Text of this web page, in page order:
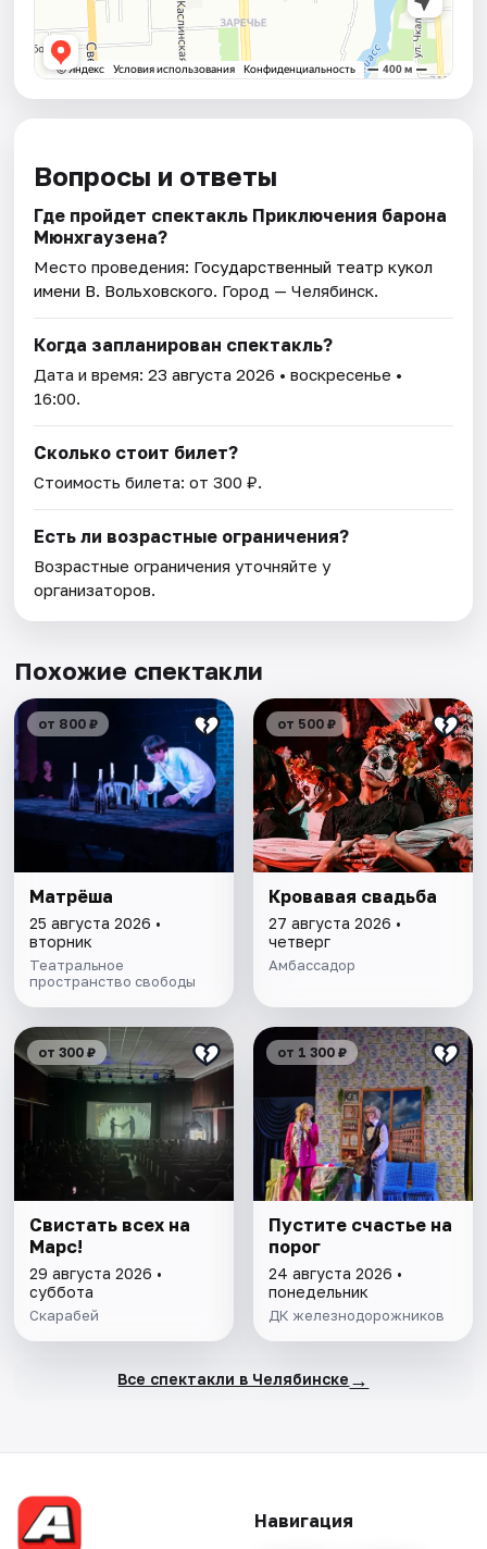
Вопросы и ответы
Где пройдет спектакль Приключения барона
Мюнхгаузена?
Место проведения: Государственный театр кукол
имени В. Вольховского. Город — Челябинск.
Когда запланирован спектакль?
Дата и время:23 августа 2026 • воскресенье •
16:00.
Сколько стоит билет?
Стоимость билета: от 300 ₽.
Есть ли возрастные ограничения?
Возрастные ограничения уточняйте у
организаторов.
Похожие спектакли
от 800 ₽
Матрёша
25 августа 2026 •
вторник
Театральное
пространство свободы
от 500 ₽
Кровавая свадьба
27 августа 2026 •
четверг
Амбассадор
от 300 ₽
Свистать всех на
Марс!
29 августа 2026 •
суббота
Скарабей
от 1 300 ₽
Пустите счастье на
порог
24 августа 2026 •
понедельник
ДК железнодорожников
Все спектакли в Челябинске →
Навигация